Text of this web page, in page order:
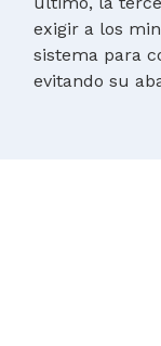
exigir a los
sistema para
evitando su